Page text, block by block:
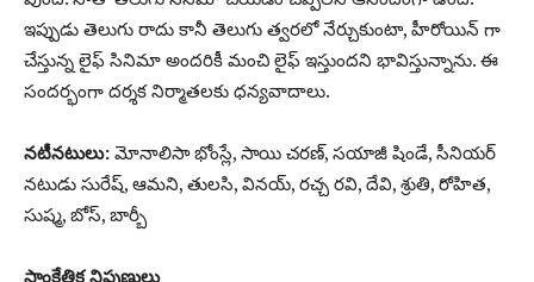
ఇప్పుడు తెలుగు రాదు కానీ తెలుగు త్వరలో నేర్చుకుంటా, హీరోయిన్ గా
చేస్తున్న లైఫ్ సినిమా అందరికీ మంచి లైఫ్ ఇస్తుందని భావిస్తున్నాను. ఈ
సందర్భంగా దర్శక నిర్మాతలకు ధన్యవాదాలు.
నటీనటులు: మోనాలిసా భోంస్లే, సాయి చరణ్, సయాజీ షిండే, సీనియర్
నటుడు సురేష్, ఆమని, తులసి, వినయ్, రచ్చ రవి, దేవి, శ్రుతి, రోహిత,
సుష్మ, బోస్, బార్బీ
సాంకేతిక నిపుణులు